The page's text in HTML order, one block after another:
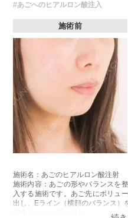
#あごへのヒアルロン酸注入
施術前
施術名：あごのヒアルロン酸注射
施術内容：あごの形やバランスを
入する施術です。あご先にボリュ
出し、Eライン（横顔のバランス
印象をシャープに見せたい方や、